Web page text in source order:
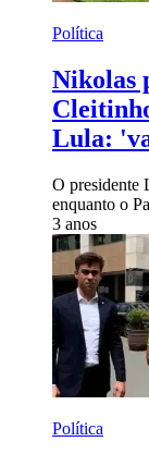
Política
Nikolas
Lula:
O presidente
enquanto o
3 anos
Política